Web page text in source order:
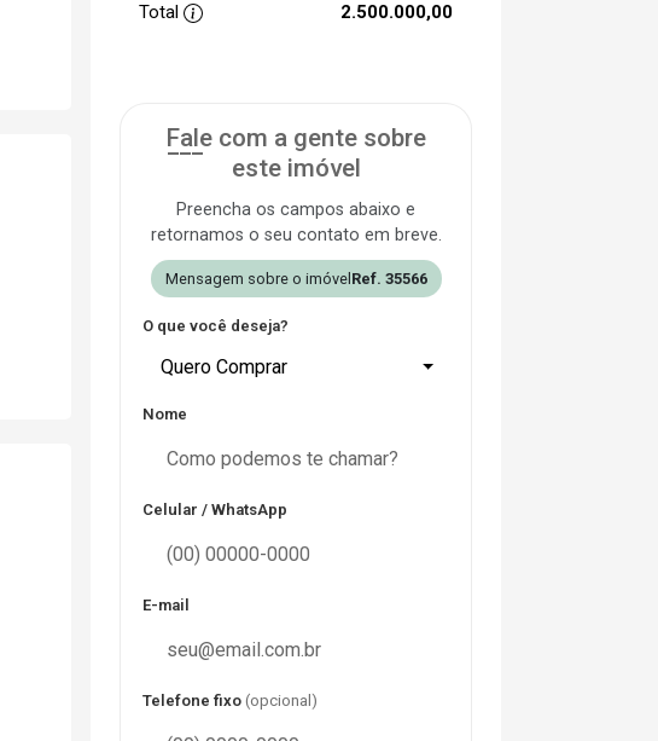
Total 2.500.000,00
Fale com a gente sobre
este imóvel
Preencha os campos abaixo e
retornamos o seu contato em breve.
Mensagem sobre o imóvel Ref. 35566
O que você deseja?
Quero Comprar
Nome
Celular / WhatsApp
E-mail
Telefone fixo (opcional)